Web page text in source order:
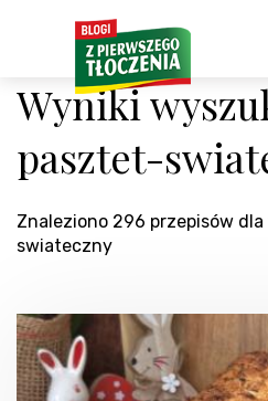
Wyniki
pasztet-
Znaleziono 296 przepisów
swiateczny